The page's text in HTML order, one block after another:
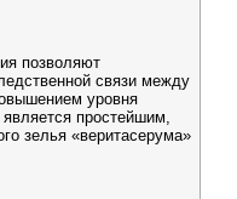
позволяют
связи между
уровня
простейшим,
зелья «веритасерума»